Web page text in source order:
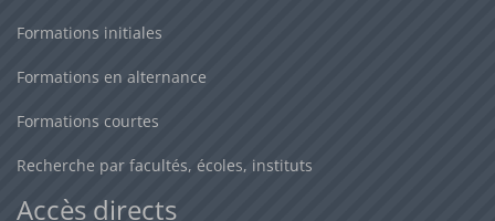
Formations initiales
Formations en alternance
Formations courtes
Recherche par facultés, écoles, instituts
Accès directs